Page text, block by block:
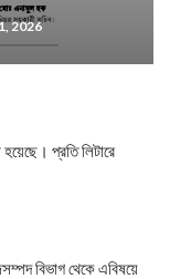
2026
প্রতি লিটারে
বিভাগ থেকে এবিষয়ে